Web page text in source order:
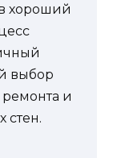
хороший
выбор
и
стен.